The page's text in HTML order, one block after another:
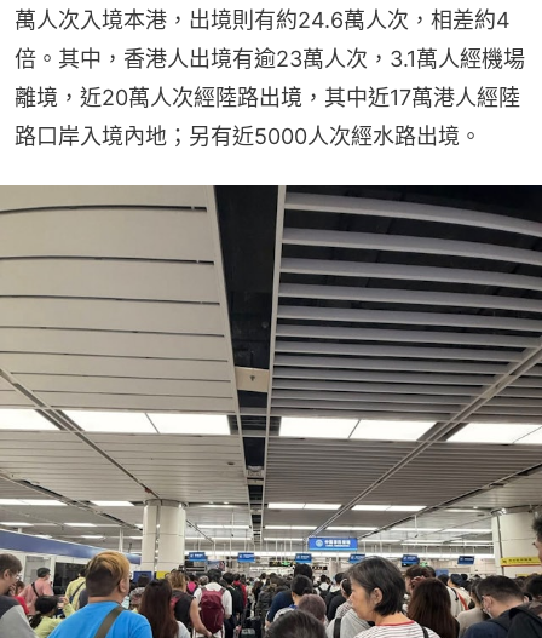
萬人次入境本港，出境則有約24.6萬人次，相差約4
倍。其中，香港人出境有逾23萬人次，3.1萬人經機場
離境，近20萬人次經陸路出境，其中近17萬港人經陸
路口岸入境內地；另有近5000人次經水路出境。